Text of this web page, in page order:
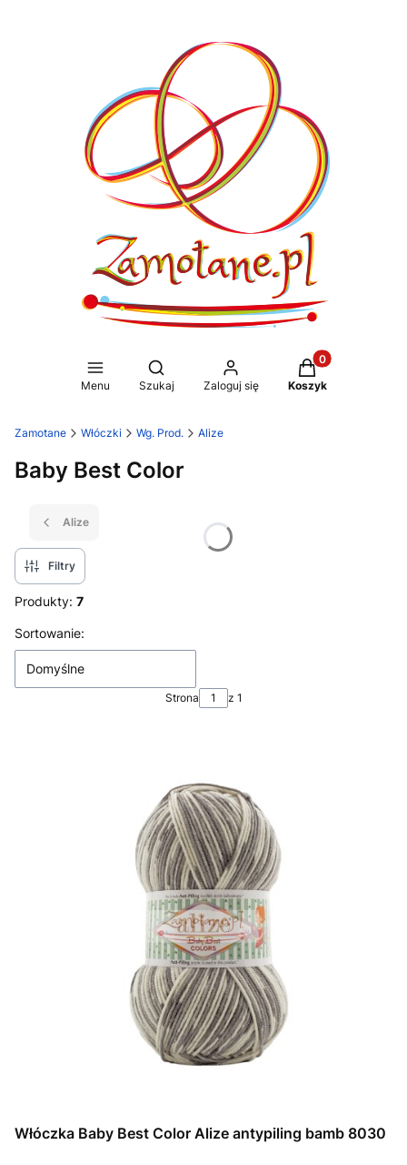
Menu
Otwórz wyszukiwarkę
Szukaj Zaloguj się
Produkty w
Koszyk
Zamotane Włóczki Wg. Prod. Alize
Baby Best Color
Alize
Filtry
Produkty: 7
Lista produktów
Sortowanie:
Domyślne
Strona z 1
Włóczka Baby Best Color Alize antypiling bamb 8030